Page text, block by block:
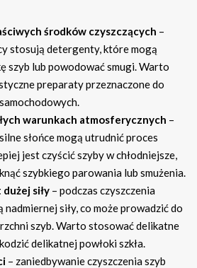
środków czyszczących –
stosują detergenty, które mogą
szyb lub powodować smugi. Warto
preparaty przeznaczone do
warunkach atmosferycznych –
słońce mogą utrudnić proces
jest czyścić szyby w chłodniejsze,
szybkiego parowania lub smużenia.
siły – podczas czyszczenia
siły, co może prowadzić do
szyb. Warto stosować delikatne
delikatnej powłoki szkła.
– zaniedbywanie czyszczenia szyb